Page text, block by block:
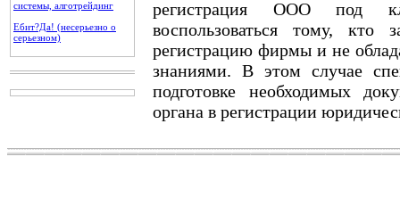
системы, алготрейдинг
Ебит?Да! (несерьезно о
серьезном)
регистрация ООО под
воспользоваться тому,
регистрацию фирмы и не
знаниями. В этом случае
подготовке необходимых
органа в регистрации